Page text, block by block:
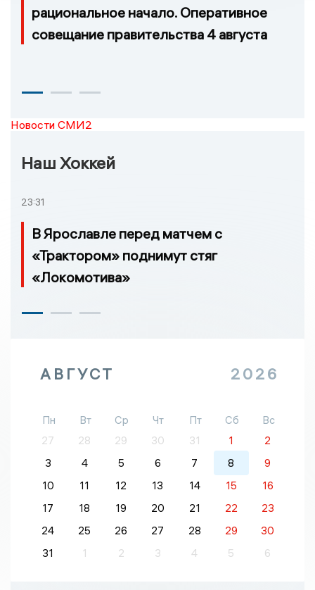
рациональное начало. Оперативное
совещание правительства 4 августа
Новости СМИ2
Наш Хоккей
23:31
В Ярославле перед матчем с
«Трактором» поднимут стяг
«Локомотива»
АВГУСТ 2026
Пн Вт Ср Чт Пт Сб
Вс
27
28 29 30 31 1
2
3
4 5 6 7 8
9
10
11 12 13 14 15
16
17
18 19 20 21 22
23
24
25 26 27 28 29
30
31
1 2 3 4 5 6